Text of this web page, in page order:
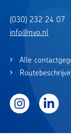
(030) 232 24 07
info@nvo.nl
Alle
InstagramLinkedIn